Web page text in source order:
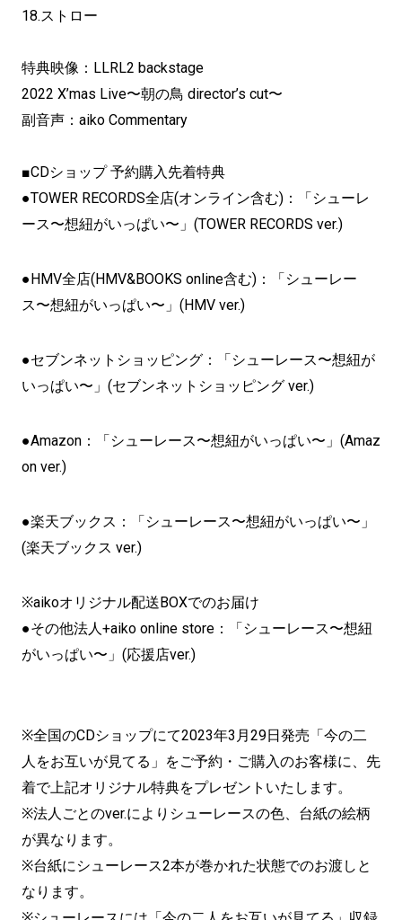
18.ストロー
特典映像：LLRL2 backstage
2022 X’mas Live〜朝の鳥 director’s cut〜
副音声：aiko Commentary
■CDショップ 予約購入先着特典
●TOWER RECORDS全店(オンライン含む)：「シューレ
ース〜想紐がいっぱい〜」(TOWER RECORDS ver.)
●HMV全店(HMV&BOOKS online含む)：「シューレー
ス〜想紐がいっぱい〜」(HMV ver.)
●セブンネットショッピング：「シューレース〜想紐が
いっぱい〜」(セブンネットショッピング ver.)
●Amazon：「シューレース〜想紐がいっぱい〜」(Amaz
on ver.)
●楽天ブックス：「シューレース〜想紐がいっぱい〜」
(楽天ブックス ver.)
※aikoオリジナル配送BOXでのお届け
●その他法人+aiko online store：「シューレース〜想紐
がいっぱい〜」(応援店ver.)
※全国のCDショップにて2023年3月29日発売「今の二
人をお互いが見てる」をご予約・ご購入のお客様に、先
着で上記オリジナル特典をプレゼントいたします。
※法人ごとのver.によりシューレースの色、台紙の絵柄
が異なります。
※台紙にシューレース2本が巻かれた状態でのお渡しと
なります。